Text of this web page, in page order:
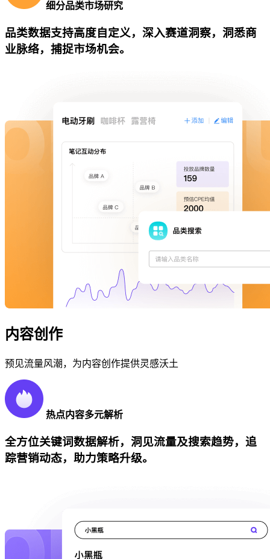
细分品类市场研究
品类数据支持高度自定义，深入赛道洞察，洞悉商
业脉络，捕捉市场机会。
内容创作
预见流量风潮，为内容创作提供灵感沃土
热点内容多元解析
全方位关键词数据解析，洞见流量及搜索趋势，追
踪营销动态，助力策略升级。